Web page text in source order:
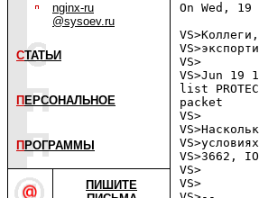
nginx-ru
@sysoev.ru
СТАТЬИ
П ЕРСОНАЛЬНОЕ
П РОГРАММЫ
ПИШИТЕ
On Wed,
VS>
VS>Jun 19
list
packet
VS>
VS>3662,
VS>
VS>